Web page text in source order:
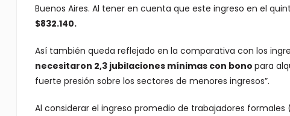
Buenos Aires. Al tener en cuenta que este ingreso en el
$832.140.
Así también queda reflejado en la comparativa con los
necesitaron 2,3 jubilaciones mínimas con bono para
fuerte presión sobre los sectores de menores ingresos”.
Al considerar el ingreso promedio de trabajadores formales